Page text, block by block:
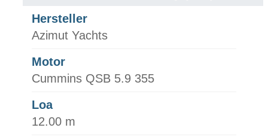
Hersteller
Azimut Yachts
Motor
Cummins QSB 5.9 355
Loa
12.00 m